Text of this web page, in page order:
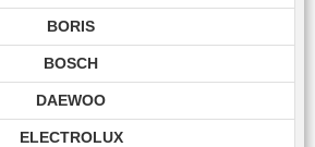
BORIS
BOSCH
DAEWOO
ELECTROLUX